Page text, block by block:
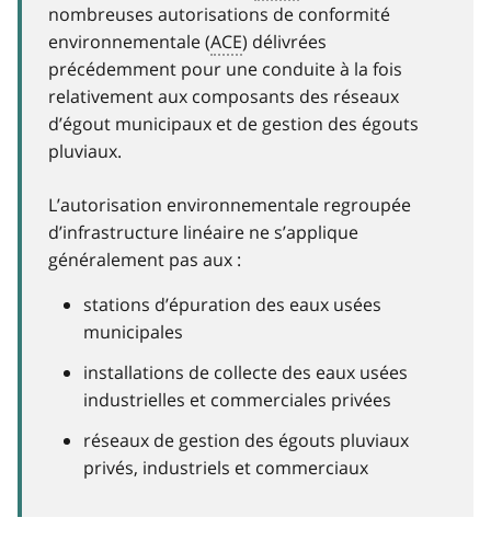
nombreuses autorisations de conformité
environnementale (ACE) délivrées
précédemment pour une conduite à la fois
relativement aux composants des réseaux
d’égout municipaux et de gestion des égouts
pluviaux.
L’autorisation environnementale regroupée
d’infrastructure linéaire ne s’applique
généralement pas aux :
stations d’épuration des eaux usées
municipales
installations de collecte des eaux usées
industrielles et commerciales privées
réseaux de gestion des égouts pluviaux
privés, industriels et commerciaux